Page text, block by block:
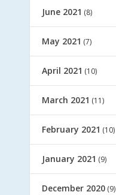
June 2021 (8)
May 2021 (7)
April 2021 (10)
March 2021 (11)
February 2021 (10)
January 2021 (9)
December 2020 (9)